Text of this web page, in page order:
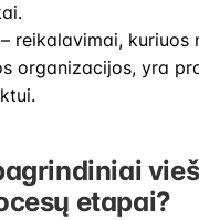
– reikalavimai, kuriuos
organizacijos, yra
etapai?